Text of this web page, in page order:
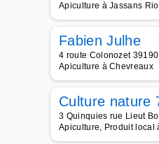
Apiculture à Jassans
Fabien Julhe
4 route Colonozet
Apiculture à Chevreaux
Culture nature
3 Quinquies rue Lieut
Apiculture, Produit local